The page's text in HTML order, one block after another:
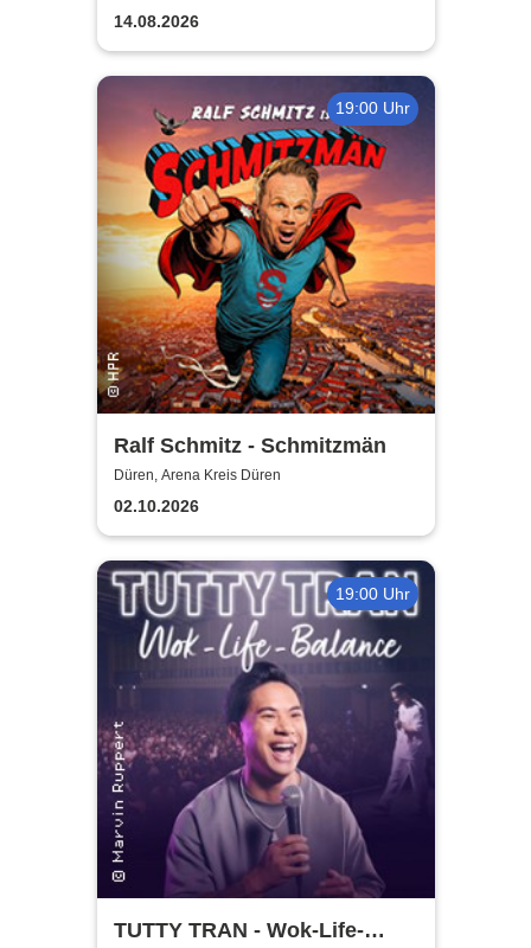
14.08.2026
19:00 Uhr
Ralf Schmitz - Schmitzmän
Düren, Arena Kreis Düren
02.10.2026
19:00 Uhr
TUTTY TRAN - Wok-Life-